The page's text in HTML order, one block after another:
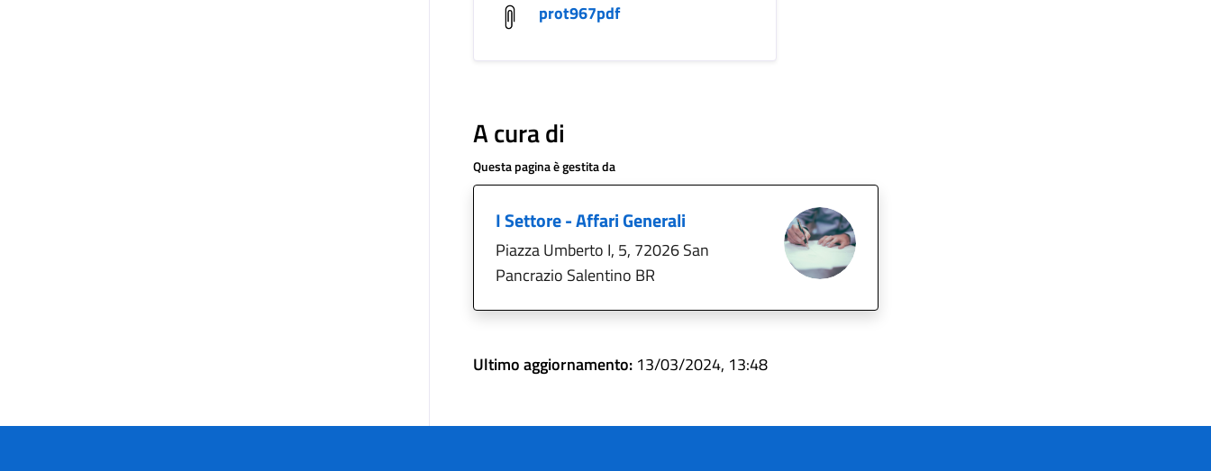
prot967pdf
A cura di
Questa pagina è gestita da
I Settore - Affari Generali
Piazza Umberto I, 5, 72026 San
Pancrazio Salentino BR
Ultimo aggiornamento: 13/03/2024, 13:48